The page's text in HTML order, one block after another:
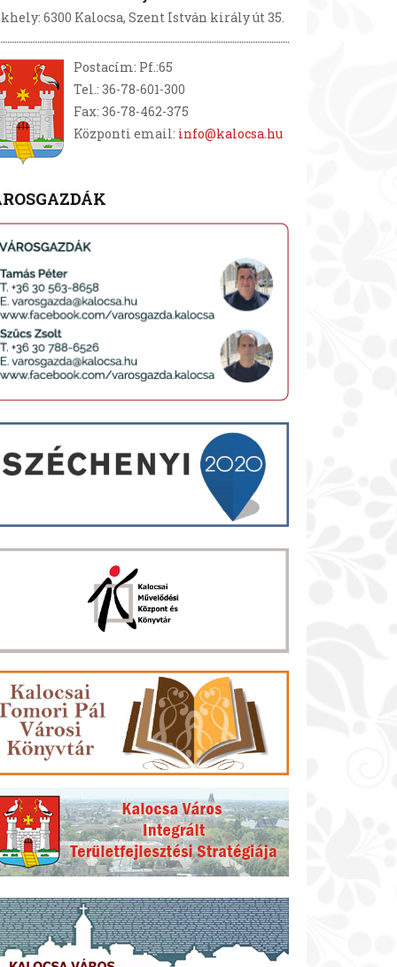
6300 Kalocsa, Szent István király út 35.
Postacím: Pf.:65
Tel.: 36-78-601-300
Fax: 36-78-462-375
Központi email: info@kalocsa.hu